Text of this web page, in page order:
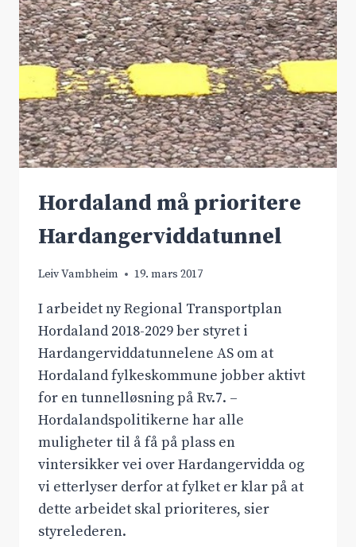
Hordaland må prioritere
Hardangerviddatunnel
Leiv Vambheim 19. mars 2017
I arbeidet ny Regional Transportplan
Hordaland 2018-2029 ber styret i
Hardangerviddatunnelene AS om at
Hordaland fylkeskommune jobber aktivt
for en tunnelløsning på Rv.7. –
Hordalandspolitikerne har alle
muligheter til å få på plass en
vintersikker vei over Hardangervidda og
vi etterlyser derfor at fylket er klar på at
dette arbeidet skal prioriteres, sier
styrelederen.